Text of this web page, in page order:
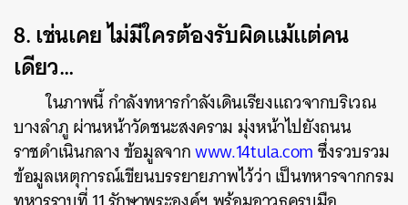
8. เช่นเคย ไม่มีใครต้องรับผิดแม้แต่คน
เดียว…
ในภาพนี้ กำลังทหารกำลังเดินเรียงแถวจากบริเวณ
บางลำภู ผ่านหน้าวัดชนะสงคราม มุ่งหน้าไปยังถนน
ราชดำเนินกลาง ข้อมูลจากwww.14tula.comซึ่งรวบรวม
ข้อมูลเหตุการณ์เขียนบรรยายภาพไว้ว่า เป็นทหารจากกรม